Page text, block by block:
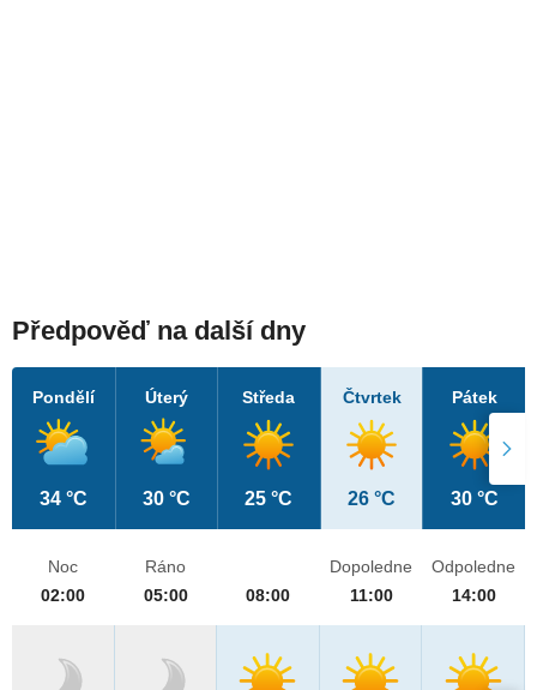
Předpověď na další dny
Pondělí
34 °C
Úterý
30 °C
Středa
25 °C
Čtvrtek
26 °C
Pátek
30 °C
Noc
02:00
Ráno
05:00
08:00
Dopoledne
11:00
Odpoledne
14:00